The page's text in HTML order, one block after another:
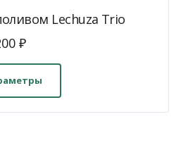
Lechuza Trio
₽
несколько